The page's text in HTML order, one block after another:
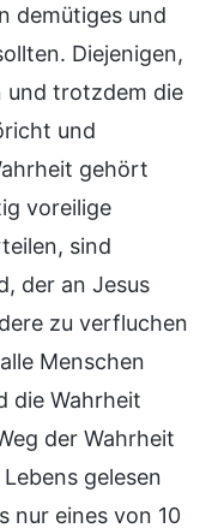
demütiges und
Diejenigen,
und trotzdem die
und
gehört
voreilige
sind
der an Jesus
zu verfluchen
Menschen
die Wahrheit
der Wahrheit
gelesen
nur eines von 10